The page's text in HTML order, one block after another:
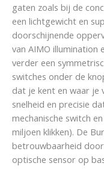
gaten zoals bij de
een lichtgewicht en
doorschijnende
van AIMO
verder een
switches onder de
dat je kent en waar je
snelheid en precisie
mechanische switch
miljoen klikken). De
betrouwbaarheid door
optische sensor op